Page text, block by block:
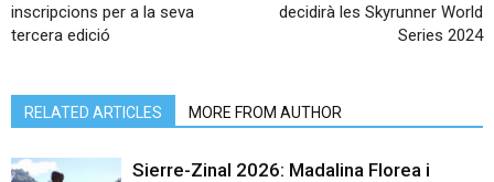
inscripcions per a la seva
tercera edició
decidirà les Skyrunner World
Series 2024
RELATED ARTICLES MORE FROM AUTHOR
Sierre-Zinal 2026: Madalina Florea i